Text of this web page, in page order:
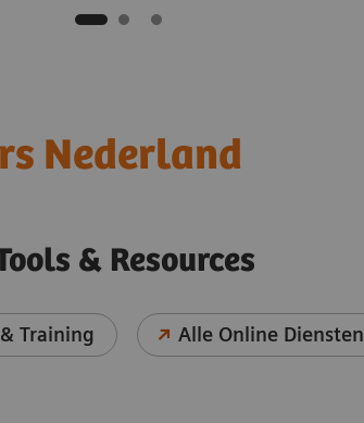
Nederland
& Resources
Training Alle Online Diensten